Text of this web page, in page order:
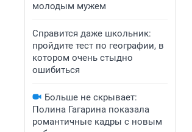
молодым мужем
Справится даже школьник:
пройдите тест по географии, в
котором очень стыдно
ошибиться
Больше не скрывает:
Полина Гагарина показала
романтичные кадры с новым